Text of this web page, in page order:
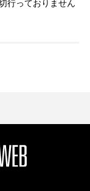
行っておりません